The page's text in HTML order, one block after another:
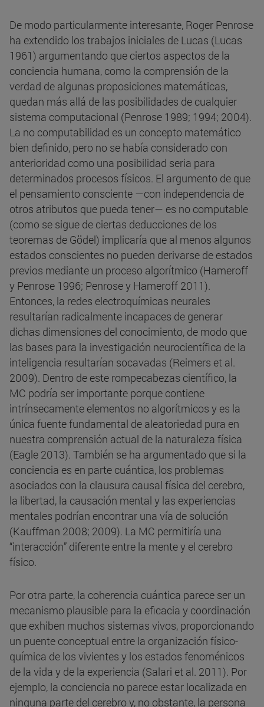
De modo particularmente interesante, Roger Penrose
ha extendido los trabajos iniciales de Lucas (Lucas
1961) argumentando que ciertos aspectos de la
conciencia humana, como la comprensión de la
verdad de algunas proposiciones matemáticas,
quedan más allá de las posibilidades de cualquier
sistema computacional (Penrose 1989; 1994; 2004).
La no computabilidad es un concepto matemático
bien definido, pero no se había considerado con
anterioridad como una posibilidad seria para
determinados procesos físicos. El argumento de que
el pensamiento consciente —con independencia de
otros atributos que pueda tener— es no computable
(como se sigue de ciertas deducciones de los
teoremas de Gödel) implicaría que al menos algunos
estados conscientes no pueden derivarse de estados
previos mediante un proceso algorítmico (Hameroff
y Penrose 1996; Penrose y Hameroff 2011).
Entonces, la redes electroquímicas neurales
resultarían radicalmente incapaces de generar
dichas dimensiones del conocimiento, de modo que
las bases para la investigación neurocientífica de la
inteligencia resultarían socavadas (Reimers et al.
2009). Dentro de este rompecabezas científico, la
MC podría ser importante porque contiene
intrínsecamente elementos no algorítmicos y es la
única fuente fundamental de aleatoriedad pura en
nuestra comprensión actual de la naturaleza física
(Eagle 2013). También se ha argumentado que si la
conciencia es en parte cuántica, los problemas
asociados con la clausura causal física del cerebro,
la libertad, la causación mental y las experiencias
mentales podrían encontrar una vía de solución
(Kauffman 2008; 2009). La MC permitiría una
“interacción” diferente entre la mente y el cerebro
físico.
Por otra parte, la coherencia cuántica parece ser un
mecanismo plausible para la eficacia y coordinación
que exhiben muchos sistemas vivos, proporcionando
un puente conceptual entre la organización físico-
química de los vivientes y los estados fenoménicos
de la vida y de la experiencia (Salari et al. 2011). Por
ejemplo, la conciencia no parece estar localizada en
ninguna parte del cerebro y, no obstante, la persona